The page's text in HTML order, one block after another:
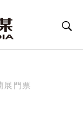
展門票